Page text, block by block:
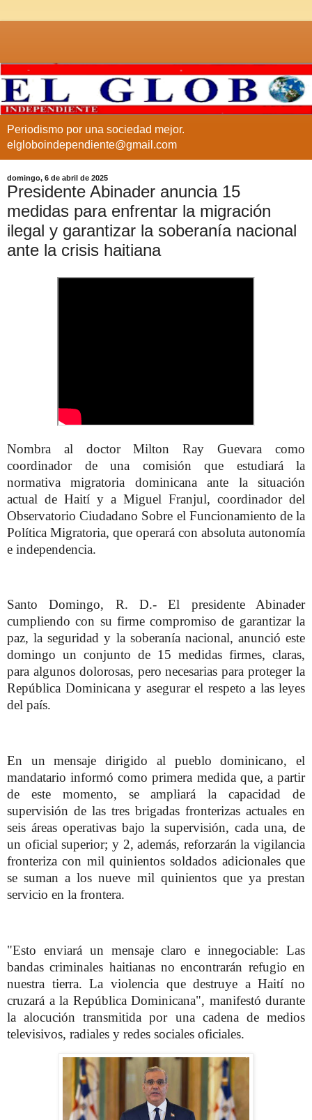
Periodismo por una sociedad mejor.
elgloboindependiente@gmail.com
domingo, 6 de abril de 2025
Presidente Abinader anuncia 15
medidas para enfrentar la migración
ilegal y garantizar la soberanía nacional
ante la crisis haitiana
Nombra al doctor Milton Ray Guevara como
coordinador de una comisión que estudiará la
normativa migratoria dominicana ante la situación
actual de Haití y a Miguel Franjul, coordinador del
Observatorio Ciudadano Sobre el Funcionamiento de la
Política Migratoria, que operará con absoluta autonomía
e independencia.
Santo Domingo, R. D.- El presidente Abinader
cumpliendo con su firme compromiso de garantizar la
paz, la seguridad y la soberanía nacional, anunció este
domingo un conjunto de 15 medidas firmes, claras,
para algunos dolorosas, pero necesarias para proteger la
República Dominicana y asegurar el respeto a las leyes
del país.
En un mensaje dirigido al pueblo dominicano, el
mandatario informó como primera medida que, a partir
de este momento, se ampliará la capacidad de
supervisión de las tres brigadas fronterizas actuales en
seis áreas operativas bajo la supervisión, cada una, de
un oficial superior; y 2, además, reforzarán la vigilancia
fronteriza con mil quinientos soldados adicionales que
se suman a los nueve mil quinientos que ya prestan
servicio en la frontera.
"Esto enviará un mensaje claro e innegociable: Las
bandas criminales haitianas no encontrarán refugio en
nuestra tierra. La violencia que destruye a Haití no
cruzará a la República Dominicana", manifestó durante
la alocución transmitida por una cadena de medios
televisivos, radiales y redes sociales oficiales.